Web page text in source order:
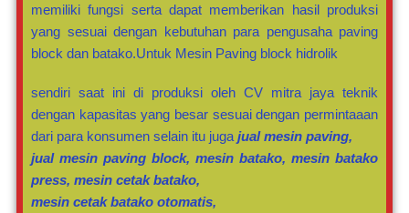
memiliki fungsi serta dapat memberikan hasil produksi
yang sesuai dengan kebutuhan para pengusaha paving
block dan batako.Untuk Mesin Paving block hidrolik
sendiri saat ini di produksi oleh CV mitra jaya teknik
dengan kapasitas yang besar sesuai dengan permintaaan
dari para konsumen selain itu juga jual mesin paving,
jual mesin paving block, mesin batako, mesin batako
press, mesin cetak batako,
mesin cetak batako otomatis,